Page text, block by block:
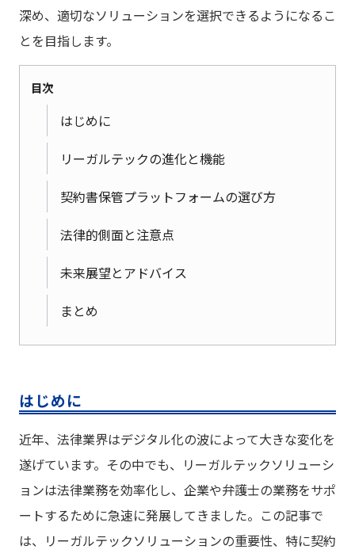
深め、適切なソリューションを選択できるようになるこ
とを目指します。
目次
はじめに
リーガルテックの進化と機能
契約書保管プラットフォームの選び方
法律的側面と注意点
未来展望とアドバイス
まとめ
はじめに
近年、法律業界はデジタル化の波によって大きな変化を
遂げています。その中でも、リーガルテックソリューシ
ョンは法律業務を効率化し、企業や弁護士の業務をサポ
ートするために急速に発展してきました。この記事で
は、リーガルテックソリューションの重要性、特に契約